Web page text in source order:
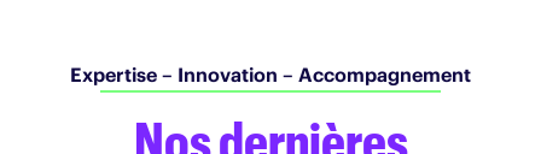
Expertise – Innovation – Accompagnement
Nos dernières